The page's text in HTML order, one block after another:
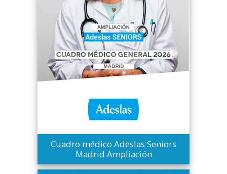
Cuadro médico Adeslas Seniors
Madrid Ampliación